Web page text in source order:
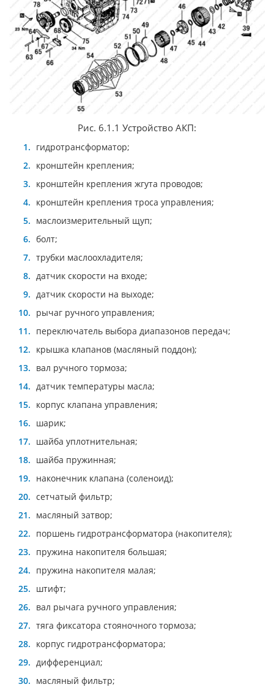
Рис. 6.1.1 Устройство АКП:
гидротрансформатор;
кронштейн крепления;
кронштейн крепления жгута проводов;
кронштейн крепления троса управления;
маслоизмерительный щуп;
болт;
трубки маслоохладителя;
датчик скорости на входе;
датчик скорости на выходе;
рычаг ручного управления;
переключатель выбора диапазонов передач;
крышка клапанов (масляный поддон);
вал ручного тормоза;
датчик температуры масла;
корпус клапана управления;
шарик;
шайба уплотнительная;
шайба пружинная;
наконечник клапана (соленоид);
сетчатый фильтр;
масляный затвор;
поршень гидротрансформатора (накопителя);
пружина накопителя большая;
пружина накопителя малая;
штифт;
вал рычага ручного управления;
тяга фиксатора стояночного тормоза;
корпус гидротрансформатора;
дифференциал;
масляный фильтр;